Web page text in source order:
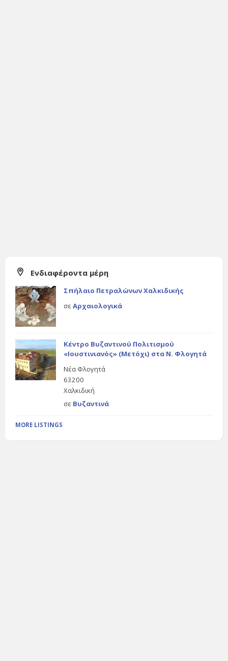
Ενδιαφέροντα μέρη
Σπήλαιο Πετραλώνων Χαλκιδικής
σε Αρχαιολογικά
Κέντρο Βυζαντινού Πολιτισμού
«Ιουστινιανός» (Μετόχι) στα Ν. Φλογητά
Νέα Φλογητά
63200
Χαλκιδική
σε Βυζαντινά
MORE LISTINGS